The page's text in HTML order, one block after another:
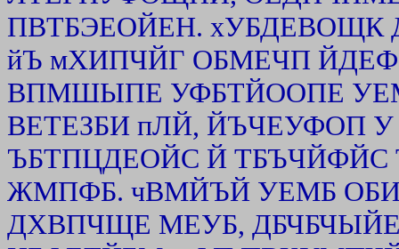
ПВТБЭЕОЙЕН.
йЪ мХИПЧЙГ ОБМЕЧП
ВПМШЫПЕ УФБТЙООПЕ
ВЕТЕЗБИ пЛЙ, ЙЪЧЕУФОП
ЪБТПЦДЕОЙС Й
ЖМПФБ. чВМЙЪЙ УЕМБ
ДХВПЧЩЕ МЕУБ,